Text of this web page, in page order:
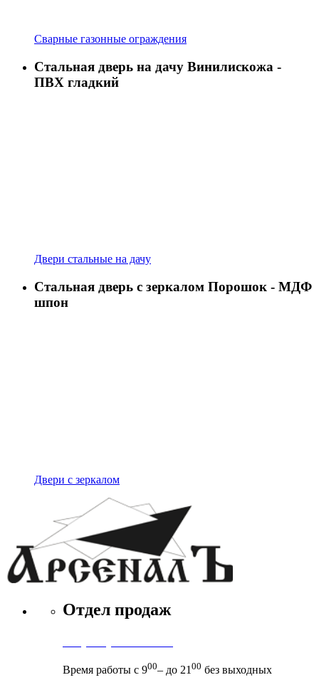
Сварные газонные ограждения
Стальная дверь на дачу Винилискожа -
ПВХ гладкий
Двери стальные на дачу
Стальная дверь с зеркалом Порошок - МДФ
шпон
Двери с зеркалом
Отдел продаж
Время работы с 900– до 21 00 без выходных